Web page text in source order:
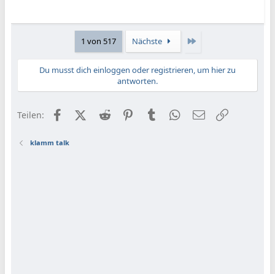
1 von 517 Nächste
Du musst dich einloggen oder registrieren, um hier zu
antworten.
Teilen: FacebookX (Twitter)
Reddit PinterestTumblr WhatsApp
E-Mail
klamm talk